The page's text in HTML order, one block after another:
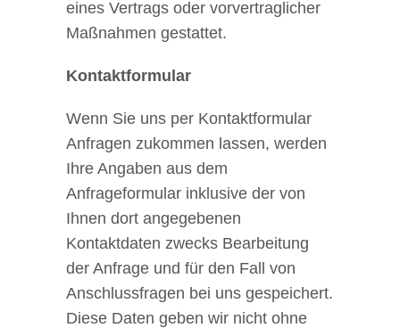
eines Vertrags oder vorvertraglicher
Maßnahmen gestattet.
Kontaktformular
Wenn Sie uns per Kontaktformular
Anfragen zukommen lassen, werden
Ihre Angaben aus dem
Anfrageformular inklusive der von
Ihnen dort angegebenen
Kontaktdaten zwecks Bearbeitung
der Anfrage und für den Fall von
Anschlussfragen bei uns gespeichert.
Diese Daten geben wir nicht ohne